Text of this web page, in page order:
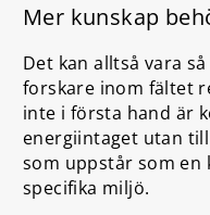
Mer kunskap
Det kan alltså vara
forskare inom fältet
inte i första hand är
energiintaget utan
som uppstår som en
specifika miljö.